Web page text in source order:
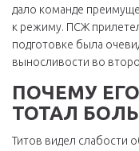
дало команде
к режиму. ПСЖ
подготовке была
выносливости во
ПОЧЕМУ
ТОТАЛ
Титов видел слабости